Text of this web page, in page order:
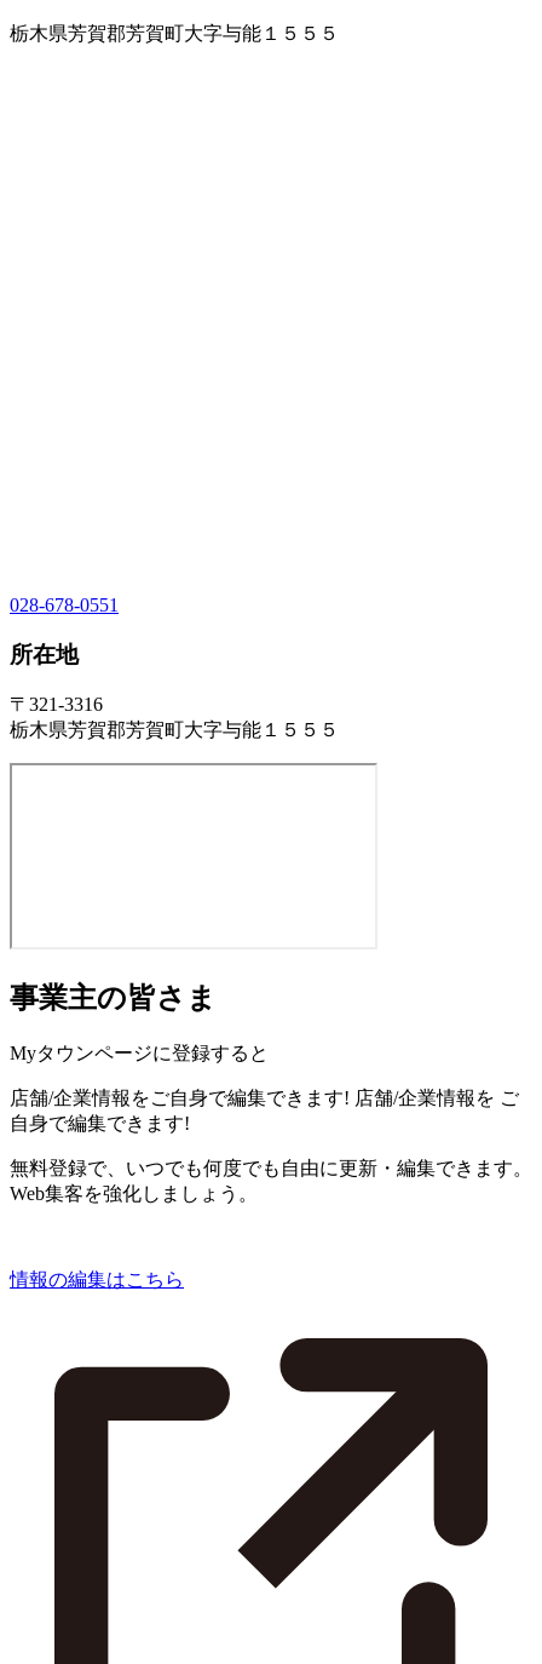
栃木県芳賀郡芳賀町大字与能１５５５
028-678-0551
所在地
〒321-3316
栃木県芳賀郡芳賀町大字与能１５５５
事業主の皆さま
Myタウンページに登録すると
店舗/企業情報をご自身で編集できます! 店舗/企業情報を ご
自身で編集できます!
無料登録で、いつでも何度でも自由に更新・編集できます。
Web集客を強化しましょう。
情報の編集はこちら